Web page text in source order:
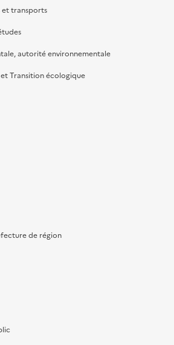
transports
autorité environnementale
Transition écologique
de région